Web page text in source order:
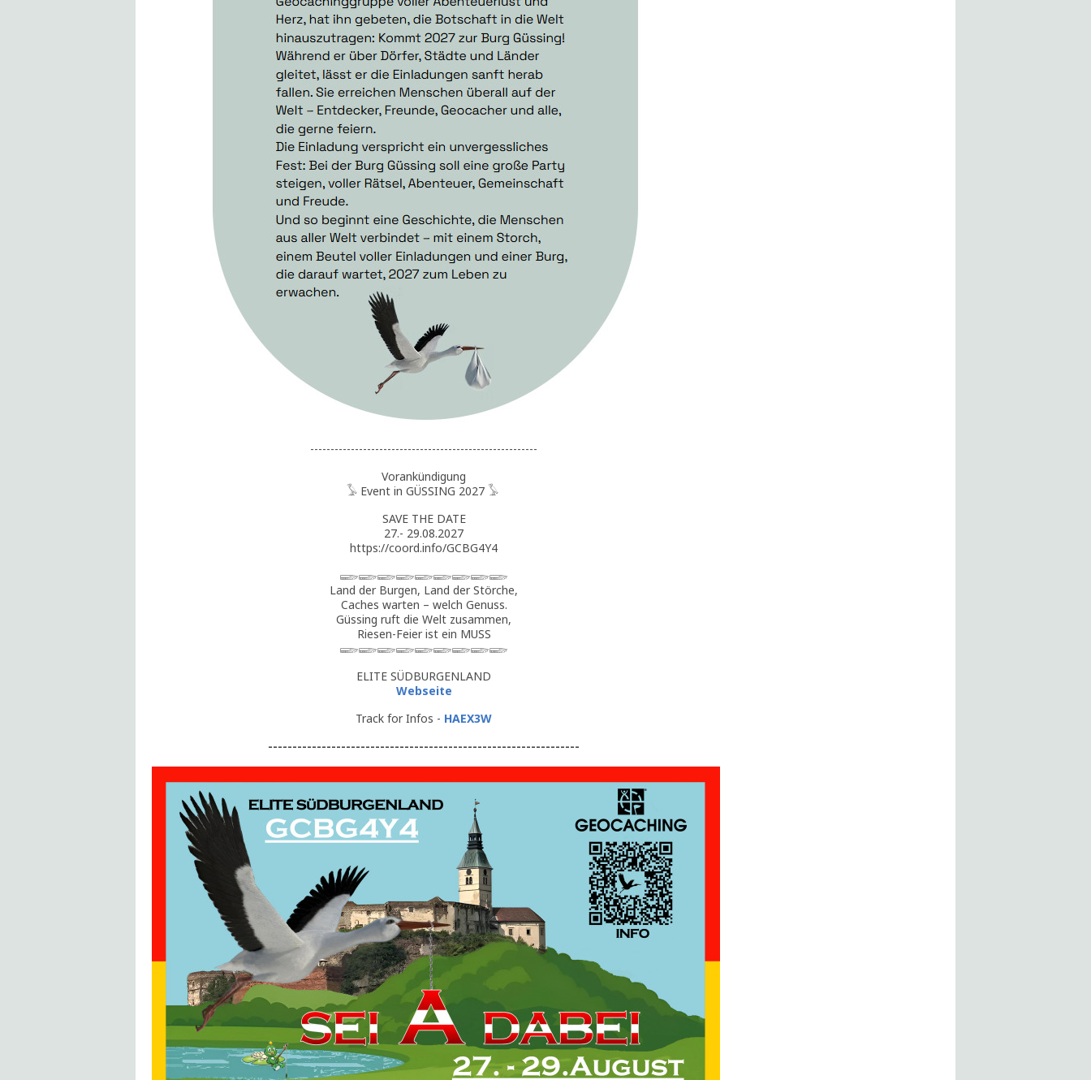
--------------------------------------------------------
Vorankündigung
𓅥 Event in GÜSSING 2027 𓅥
SAVE THE DATE
27.- 29.08.2027
https://coord.info/GCBG4Y4
𓆃𓆃𓆃𓆃𓆃𓆃𓆃𓆃𓆃
Land der Burgen, Land der Störche,
Caches warten – welch Genuss.
Güssing ruft die Welt zusammen,
Riesen-Feier ist ein MUSS
𓆃𓆃𓆃𓆃𓆃𓆃𓆃𓆃𓆃
ELITE SÜDBURGENLAND
Webseite
Track for Infos - HAEX3W
----------------------------------------------------------------